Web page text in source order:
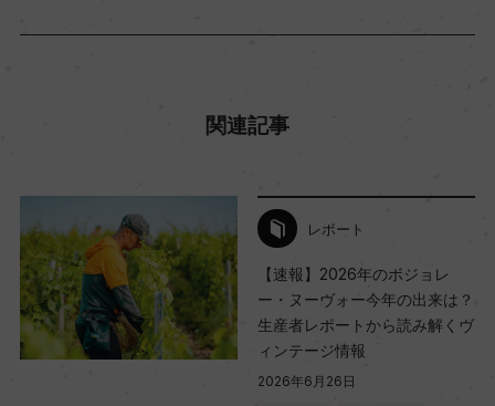
関連記事
レポート
【速報】2026年のボジョレ
ー・ヌーヴォー今年の出来は？
生産者レポートから読み解くヴ
ィンテージ情報
2026年6月26日